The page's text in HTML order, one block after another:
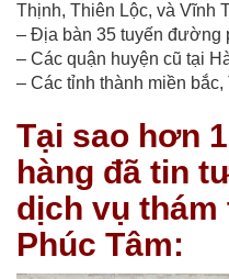
Thịnh, Thiên Lộc, và Vĩnh
– Địa bàn 35 tuyến đường
– Các quận huyện cũ tại
– Các tỉnh thành miền
Tại sao hơn
hàng đã tin
dịch vụ
Phúc Tâm: